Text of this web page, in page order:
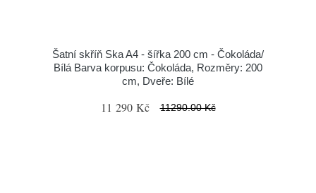
Šatní skříň Ska A4 - šířka 200 cm - Čokoláda/
Bílá Barva korpusu: Čokoláda, Rozměry: 200
cm, Dveře: Bílé
11 290 Kč 11290.00 Kč